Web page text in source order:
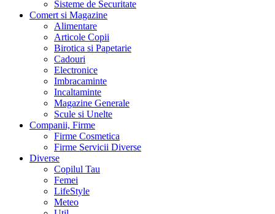
Sisteme de Securitate
Comert si Magazine
Alimentare
Articole Copii
Birotica si Papetarie
Cadouri
Electronice
Imbracaminte
Incaltaminte
Magazine Generale
Scule si Unelte
Companii, Firme
Firme Cosmetica
Firme Servicii Diverse
Diverse
Copilul Tau
Femei
LifeStyle
Meteo